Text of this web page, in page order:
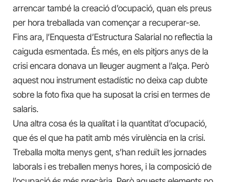
arrencar també la creació d’ocupació, quan els preus
per hora treballada van començar a recuperar-se.
Fins ara, l’Enquesta d’Estructura Salarial no reflectia la
caiguda esmentada. És més, en els pitjors anys de la
crisi encara donava un lleuger augment a l’alça. Però
aquest nou instrument estadístic no deixa cap dubte
sobre la foto fixa que ha suposat la crisi en termes de
salaris.
Una altra cosa és la qualitat i la quantitat d’ocupació,
que és el que ha patit amb més virulència en la crisi.
Treballa molta menys gent, s’han reduït les jornades
laborals i es treballen menys hores, i la composició de